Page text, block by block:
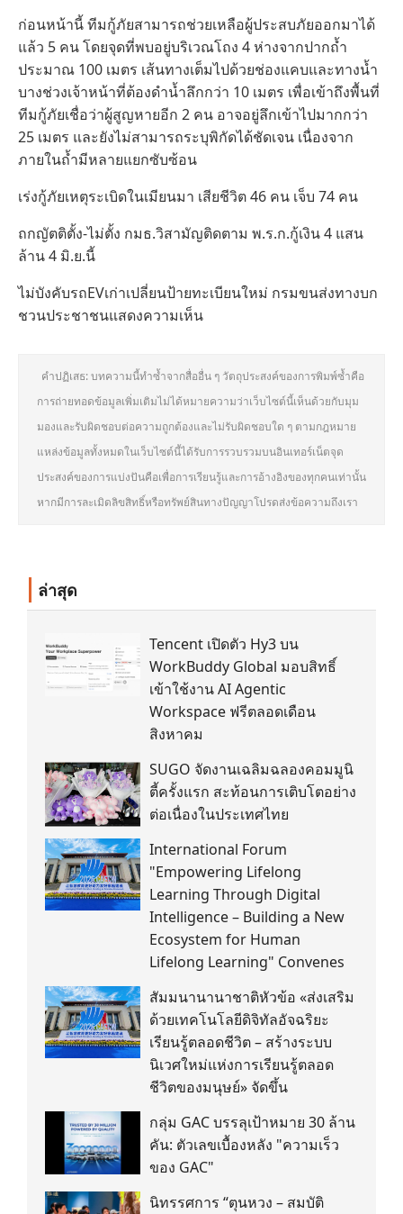
ก่อนหน้านี้ ทีมกู้ภัยสามารถช่วยเหลือผู้ประสบภัยออกมาได้
แล้ว 5 คน โดยจุดที่พบอยู่บริเวณโถง 4 ห่างจากปากถ้ำ
ประมาณ 100 เมตร เส้นทางเต็มไปด้วยช่องแคบและทางน้ำ
บางช่วงเจ้าหน้าที่ต้องดำน้ำลึกกว่า 10 เมตร เพื่อเข้าถึงพื้นที่
ทีมกู้ภัยเชื่อว่าผู้สูญหายอีก 2 คน อาจอยู่ลึกเข้าไปมากกว่า
25 เมตร และยังไม่สามารถระบุพิกัดได้ชัดเจน เนื่องจาก
ภายในถ้ำมีหลายแยกซับซ้อน
เร่งกู้ภัยเหตุระเบิดในเมียนมา เสียชีวิต 46 คน เจ็บ 74 คน
ถกญัตติตั้ง-ไม่ตั้ง กมธ.วิสามัญติดตาม พ.ร.ก.กู้เงิน 4 แสน
ล้าน 4 มิ.ย.นี้
ไม่บังคับรถEVเก่าเปลี่ยนป้ายทะเบียนใหม่ กรมขนส่งทางบก
ชวนประชาชนแสดงความเห็น
คำปฏิเสธ: บทความนี้ทำซ้ำจากสื่ออื่น ๆ วัตถุประสงค์ของการพิมพ์ซ้ำคือ
การถ่ายทอดข้อมูลเพิ่มเติมไม่ได้หมายความว่าเว็บไซต์นี้เห็นด้วยกับมุม
มองและรับผิดชอบต่อความถูกต้องและไม่รับผิดชอบใด ๆ ตามกฎหมาย
แหล่งข้อมูลทั้งหมดในเว็บไซต์นี้ได้รับการรวบรวมบนอินเทอร์เน็ตจุด
ประสงค์ของการแบ่งปันคือเพื่อการเรียนรู้และการอ้างอิงของทุกคนเท่านั้น
หากมีการละเมิดลิขสิทธิ์หรือทรัพย์สินทางปัญญาโปรดส่งข้อความถึงเรา
ล่าสุด
Tencent เปิดตัว Hy3 บน
WorkBuddy Global มอบสิทธิ์
เข้าใช้งาน AI Agentic
Workspace ฟรีตลอดเดือน
สิงหาคม
SUGO จัดงานเฉลิมฉลองคอมมูนิ
ตี้ครั้งแรก สะท้อนการเติบโตอย่าง
ต่อเนื่องในประเทศไทย
International Forum
"Empowering Lifelong
Learning Through Digital
Intelligence – Building a New
Ecosystem for Human
Lifelong Learning" Convenes
สัมมนานานาชาติหัวข้อ «ส่งเสริม
ด้วยเทคโนโลยีดิจิทัลอัจฉริยะ
เรียนรู้ตลอดชีวิต – สร้างระบบ
นิเวศใหม่แห่งการเรียนรู้ตลอด
ชีวิตของมนุษย์» จัดขึ้น
กลุ่ม GAC บรรลุเป้าหมาย 30 ล้าน
คัน: ตัวเลขเบื้องหลัง "ความเร็ว
ของ GAC"
นิทรรศการ “ตุนหวง – สมบัติ